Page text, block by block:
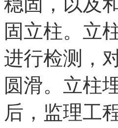
固立柱。立
进行检测，
圆滑。立柱
后，监理工